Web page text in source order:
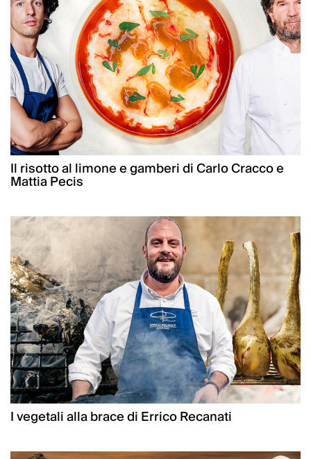
Il risotto al limone e gamberi di Carlo Cracco e
Mattia Pecis
I vegetali alla brace di Errico Recanati